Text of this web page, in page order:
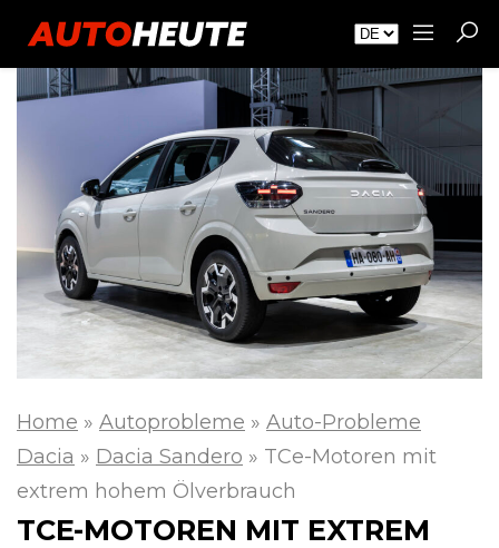
Home » Autoprobleme » Auto-Probleme
Dacia » Dacia Sandero » TCe-Motoren mit
extrem hohem Ölverbrauch
TCE-MOTOREN MIT EXTREM